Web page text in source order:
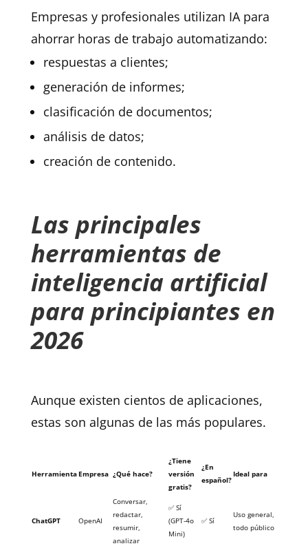
Empresas y profesionales utilizan IA para
ahorrar horas de trabajo automatizando:
respuestas a clientes;
generación de informes;
clasificación de documentos;
análisis de datos;
creación de contenido.
Las principales
herramientas de
inteligencia artificial
para principiantes en
2026
Aunque existen cientos de aplicaciones,
estas son algunas de las más populares.
Herramienta Empresa ¿Qué hace?
¿Tiene
versión
gratis?
¿En
español?
Ideal para
ChatGPT OpenAI
Conversar,
redactar,
resumir,
analizar
✅ Sí
(GPT-4o
Mini)
✅ Sí
Uso general,
todo público